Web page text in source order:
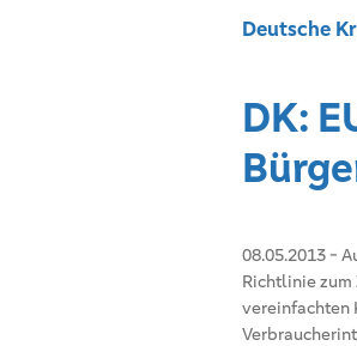
Deutsche
DK:
08.05.2013 -
Richtlinie
vereinfachten